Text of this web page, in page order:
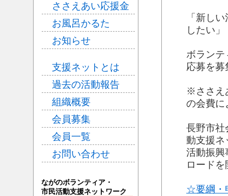
ささえあい応援金
お風呂かるた
お知らせ
支援ネットとは
過去の活動報告
組織概要
会員募集
会員一覧
お問い合わせ
ながのボランティア・
市民活動支援ネットワーク
「新し
したい」
ボランテ
応募を募
※ささえ
の会費に
長野市社
動支援ネ
活動振興
ロード
☆要綱・